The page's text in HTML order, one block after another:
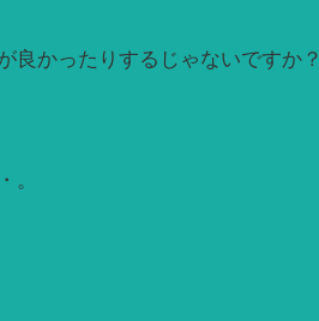
良かったりするじゃないですか？
。